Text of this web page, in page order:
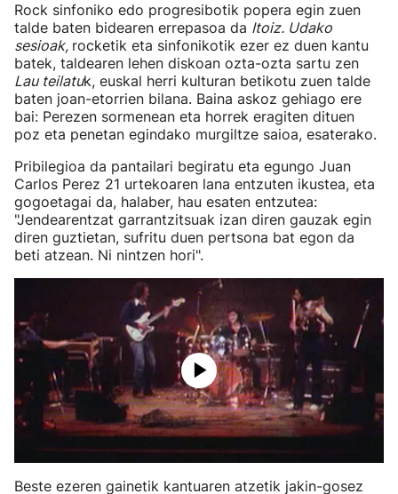
Rock sinfoniko edo progresibotik popera egin zuen
talde baten bidearen errepasoa da Itoiz. Udako
sesioak, rocketik eta sinfonikotik ezer ez duen kantu
batek, taldearen lehen diskoan ozta-ozta sartu zen
Lau teilatuk, euskal herri kulturan betikotu zuen talde
baten joan-etorrien bilana. Baina askoz gehiago ere
bai: Perezen sormenean eta horrek eragiten dituen
poz eta penetan egindako murgiltze saioa, esaterako.
Pribilegioa da pantailari begiratu eta egungo Juan
Carlos Perez 21 urtekoaren lana entzuten ikustea, eta
gogoetagai da, halaber, hau esaten entzutea:
"Jendearentzat garrantzitsuak izan diren gauzak egin
diren guztietan, sufritu duen pertsona bat egon da
beti atzean. Ni nintzen hori".
Beste ezeren gainetik kantuaren atzetik jakin-gosez